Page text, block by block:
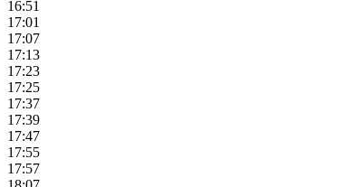
16:51
17:01
17:07
17:13
17:23
17:25
17:37
17:39
17:47
17:55
17:57